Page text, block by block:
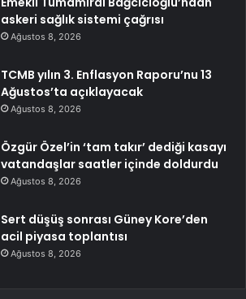
askeri sağlık sistemi çağrısı
Ağustos 8, 2026
TCMB yılın 3. Enflasyon Raporu’nu 13
Ağustos’ta açıklayacak
Ağustos 8, 2026
Özgür Özel’in ‘tam takır’ dediği kasayı
vatandaşlar saatler içinde doldurdu
Ağustos 8, 2026
Sert düşüş sonrası Güney Kore’den
acil piyasa toplantısı
Ağustos 8, 2026